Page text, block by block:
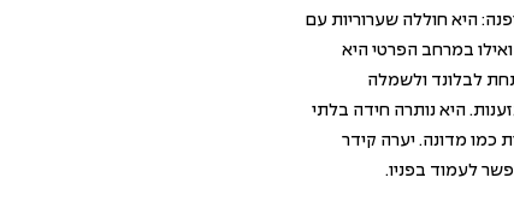
היא חוללה שערוריות עם
במרחב הפרטי היא
בפשטות, וללכת לישון לבושה בשאנל 5. מתחת לבלונד ולשמלה
היא נותרה חידה בלתי
כמו מדונה. יערה קידר
לעמוד בפניו.